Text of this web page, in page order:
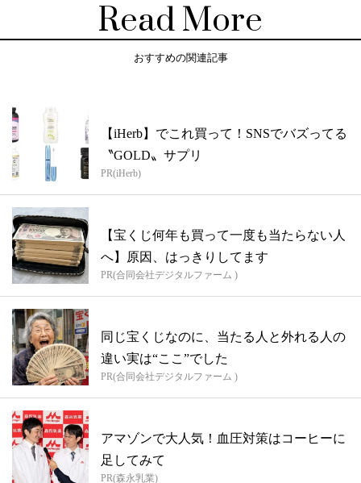
Read More
おすすめの関連記事
【iHerb】でこれ買って！SNSでバズってる
〝GOLD〟サプリ
PR(iHerb)
【宝くじ何年も買って一度も当たらない人
へ】原因、はっきりしてます
PR(合同会社デジタルファーム )
同じ宝くじなのに、当たる人と外れる人の
違い実は“ここ”でした
PR(合同会社デジタルファーム )
アマゾンで大人気！血圧対策はコーヒーに
足してみて
PR(森永乳業)